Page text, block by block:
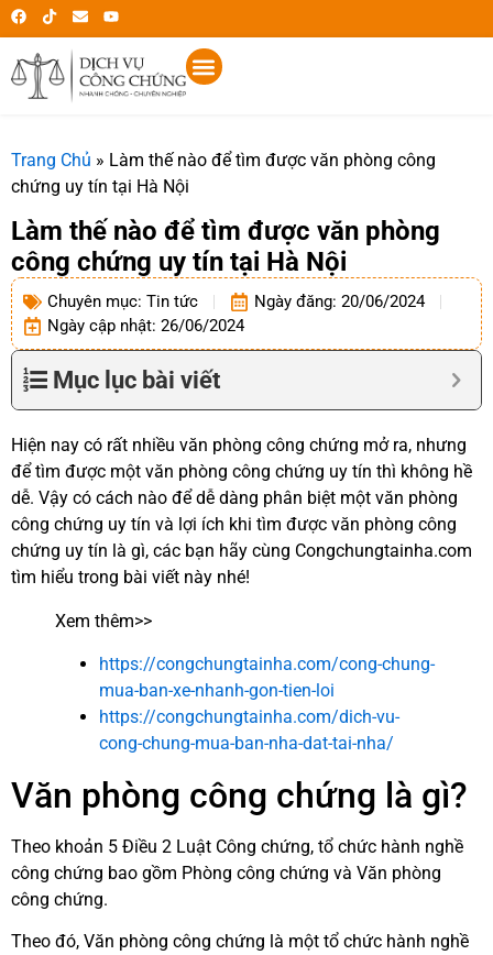
Trang Chủ » Làm thế nào để tìm được văn phòng công
chứng uy tín tại Hà Nội
Làm thế nào để tìm được văn phòng
công chứng uy tín tại Hà Nội
Chuyên mục: Tin tức Ngày đăng: 20/06/2024
Ngày cập nhật: 26/06/2024
Mục lục bài viết
Hiện nay có rất nhiều văn phòng công chứng mở ra, nhưng
để tìm được một văn phòng công chứng uy tín thì không hề
dễ. Vậy có cách nào để dễ dàng phân biệt một văn phòng
công chứng uy tín và lợi ích khi tìm được văn phòng công
chứng uy tín là gì, các bạn hãy cùng Congchungtainha.com
tìm hiểu trong bài viết này nhé!
Xem thêm>>
https://congchungtainha.com/cong-chung-
mua-ban-xe-nhanh-gon-tien-loi
https://congchungtainha.com/dich-vu-
cong-chung-mua-ban-nha-dat-tai-nha/
Văn phòng công chứng là gì?
Theo khoản 5 Điều 2 Luật Công chứng, tổ chức hành nghề
công chứng bao gồm Phòng công chứng và Văn phòng
công chứng.
Theo đó, Văn phòng công chứng là một tổ chức hành nghề